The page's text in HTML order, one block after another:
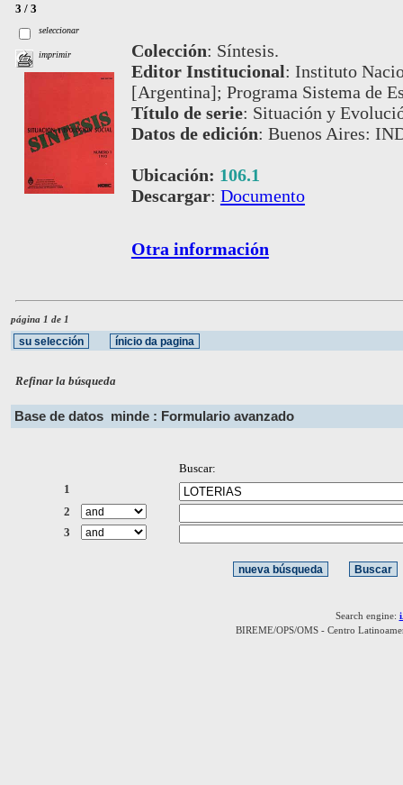
3 / 3
seleccionar
imprimir Colección: Síntesis.
Editor Institucional: Instituto
[Argentina]; Programa Sistema de
Título de serie: Situación y
Datos de edición: Buenos Aires:
Ubicación: 106.1
Descargar: Documento
Otra información
página 1 de 1
Refinar la búsqueda
Base de datos minde : Formulario avanzado
Buscar:
1
2
3
Search engine:
BIREME/OPS/OMS - Centro